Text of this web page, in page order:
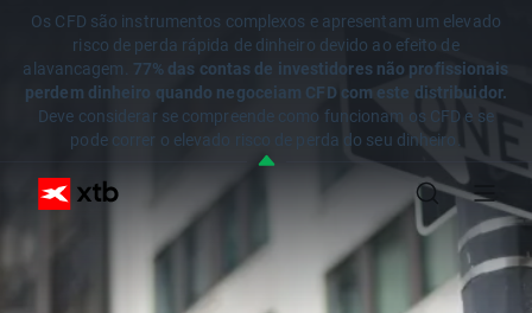
Os CFD são instrumentos complexos e apresentam um elevado
risco de perda rápida de dinheiro devido ao efeito de
alavancagem. 77% das contas de investidores não profissionais
perdem dinheiro quando negoceiam CFD com este distribuidor.
Deve considerar se compreende como funcionam os CFD e se
pode correr o elevado risco de perda do seu dinheiro.